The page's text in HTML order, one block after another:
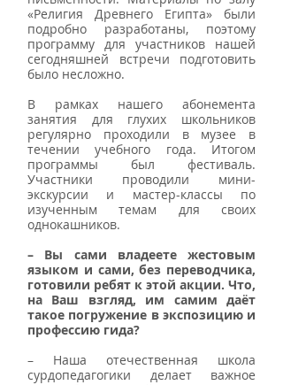
«Религия Древнего Египта» были
подробно разработаны, поэтому
программу для участников нашей
сегодняшней встречи подготовить
было несложно.
В рамках нашего абонемента
занятия для глухих школьников
регулярно проходили в музее в
течении учебного года. Итогом
программы был фестиваль.
Участники проводили мини-
экскурсии и мастер-классы по
изученным темам для своих
однокашников.
– Вы сами владеете жестовым
языком и сами, без переводчика,
готовили ребят к этой акции. Что,
на Ваш взгляд, им самим даёт
такое погружение в экспозицию и
профессию гида?
– Наша отечественная школа
сурдопедагогики делает важное